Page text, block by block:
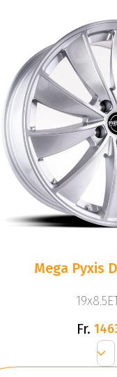
Mega Pyxis
Fr.